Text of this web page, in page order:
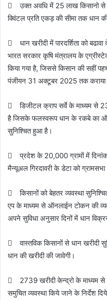
 उक्त अवधि में 25 लाख किसानो से
क्विंटल प्रति एकड़ की सीमा तक धान
 धान खरीदी में पारदर्शिता को
भारत सरकार कृषि मंत्रालय के
किया गया है, जिससे किसान की सहीं
पंजीयन 31 अक्टूबर 2025 तक कराया
 डिजीटल क्राप सर्वे के माध्यम से
है जिसके फलस्वरूप धान के रकबे का
सुनिश्चित हुआ है।
 प्रदेश के 20,000 ग्रामों में
मैन्यूअल गिरदावरी के डेटा को
 किसानों को बेहतर व्यवस्था
एप के माध्यम से ऑनलाईन टोकन की
अपने सुविधा अनुसार दिनों में धान
 वास्तविक किसानों से धान खरीदी
धान की खरीदी की जावेगी।
 2739 खरीदी केन्द्रो के माध्यम से
समुचित व्यवस्था किये जाने के निर्देश